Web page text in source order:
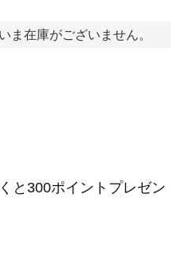
ま在庫がございません。
と300ポイントプレゼン